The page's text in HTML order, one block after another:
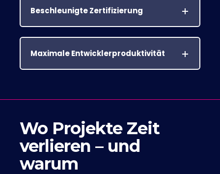
Beschleunigte Zertifizierung
Maximale Entwicklerproduktivität
Wo Projekte Zeit
verlieren – und
warum